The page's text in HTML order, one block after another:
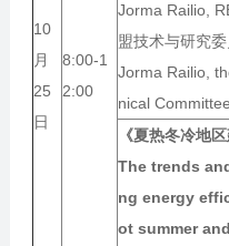
10
月
25
日
8:00-1
2:00
Jorma Railio,
盟技术与研究
Jorma Railio,
nical
《夏热冬冷地
The trends
ng energy
ot summer